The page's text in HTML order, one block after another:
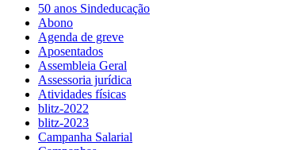
50 anos Sindeducação
Abono
Agenda de greve
Aposentados
Assembleia Geral
Assessoria jurídica
Atividades físicas
blitz-2022
blitz-2023
Campanha Salarial